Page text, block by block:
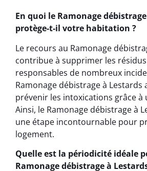
En quoi le Ramonage
protège-t-il votre habitation ?
Le recours au Ramonage
contribue à supprimer les
responsables de nombreux
Ramonage débistrage à Lestards
prévenir les intoxications grâce à
Ainsi, le Ramonage débistrage à
une étape incontournable pour
logement.
Quelle est la périodicité idéale
Ramonage débistrage à